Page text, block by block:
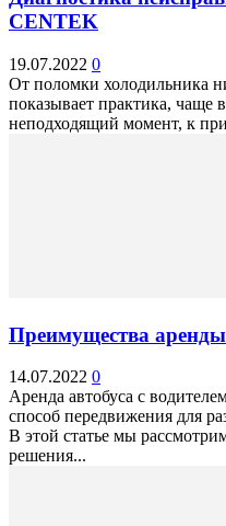
CENTEK
19.07.2022 0
От поломки холодильника
показывает практика, чаще
неподходящий момент, к
Преимущества аренды
14.07.2022 0
Аренда автобуса с
способ передвижения для
В этой статье мы
решения...